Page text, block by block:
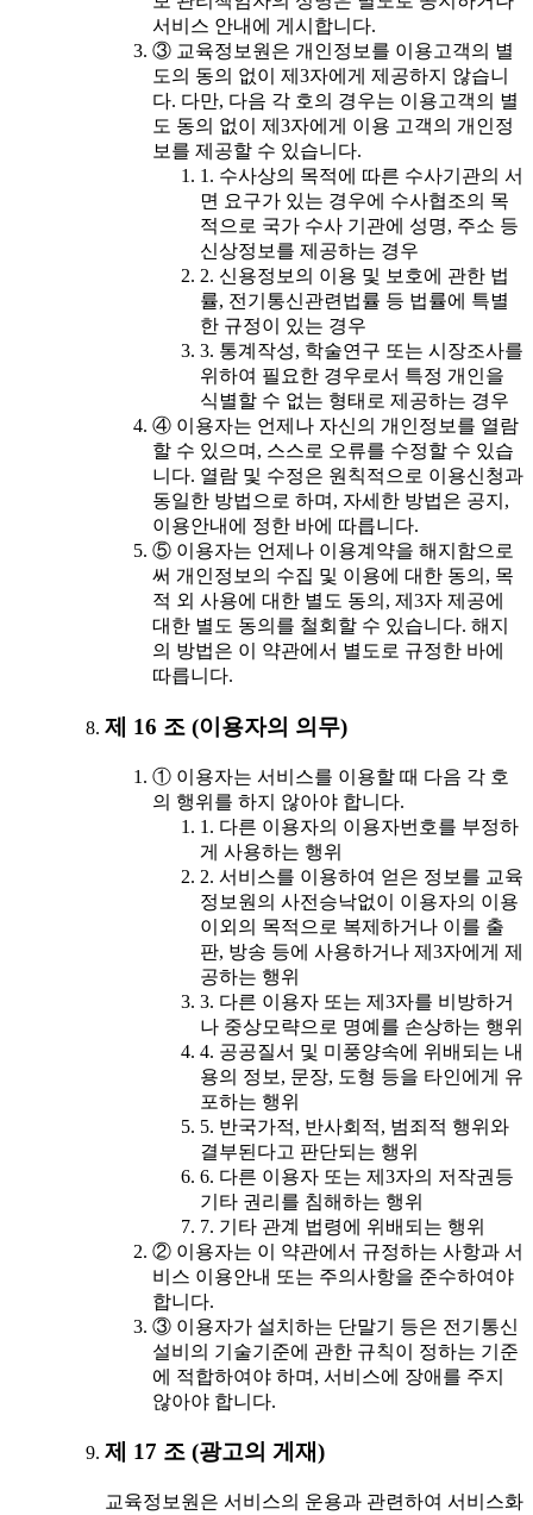
서비스 안내에 게시합니다.
③ 교육정보원은 개인정보를 이용고객의 별
도의 동의 없이 제3자에게 제공하지 않습니
다. 다만, 다음 각 호의 경우는 이용고객의 별
도 동의 없이 제3자에게 이용 고객의 개인정
보를 제공할 수 있습니다.
1. 수사상의 목적에 따른 수사기관의 서
면 요구가 있는 경우에 수사협조의 목
적으로 국가 수사 기관에 성명, 주소 등
신상정보를 제공하는 경우
2. 신용정보의 이용 및 보호에 관한 법
률, 전기통신관련법률 등 법률에 특별
한 규정이 있는 경우
3. 통계작성, 학술연구 또는 시장조사를
위하여 필요한 경우로서 특정 개인을
식별할 수 없는 형태로 제공하는 경우
④ 이용자는 언제나 자신의 개인정보를 열람
할 수 있으며, 스스로 오류를 수정할 수 있습
니다. 열람 및 수정은 원칙적으로 이용신청과
동일한 방법으로 하며, 자세한 방법은 공지,
이용안내에 정한 바에 따릅니다.
⑤ 이용자는 언제나 이용계약을 해지함으로
써 개인정보의 수집 및 이용에 대한 동의, 목
적 외 사용에 대한 별도 동의, 제3자 제공에
대한 별도 동의를 철회할 수 있습니다. 해지
의 방법은 이 약관에서 별도로 규정한 바에
따릅니다.
제 16 조 (이용자의 의무)
① 이용자는 서비스를 이용할 때 다음 각 호
의 행위를 하지 않아야 합니다.
1. 다른 이용자의 이용자번호를 부정하
게 사용하는 행위
2. 서비스를 이용하여 얻은 정보를 교육
정보원의 사전승낙없이 이용자의 이용
이외의 목적으로 복제하거나 이를 출
판, 방송 등에 사용하거나 제3자에게 제
공하는 행위
3. 다른 이용자 또는 제3자를 비방하거
나 중상모략으로 명예를 손상하는 행위
4. 공공질서 및 미풍양속에 위배되는 내
용의 정보, 문장, 도형 등을 타인에게 유
포하는 행위
5. 반국가적, 반사회적, 범죄적 행위와
결부된다고 판단되는 행위
6. 다른 이용자 또는 제3자의 저작권등
기타 권리를 침해하는 행위
7. 기타 관계 법령에 위배되는 행위
② 이용자는 이 약관에서 규정하는 사항과 서
비스 이용안내 또는 주의사항을 준수하여야
합니다.
③ 이용자가 설치하는 단말기 등은 전기통신
설비의 기술기준에 관한 규칙이 정하는 기준
에 적합하여야 하며, 서비스에 장애를 주지
않아야 합니다.
제 17 조 (광고의 게재)
교육정보원은 서비스의 운용과 관련하여 서비스화